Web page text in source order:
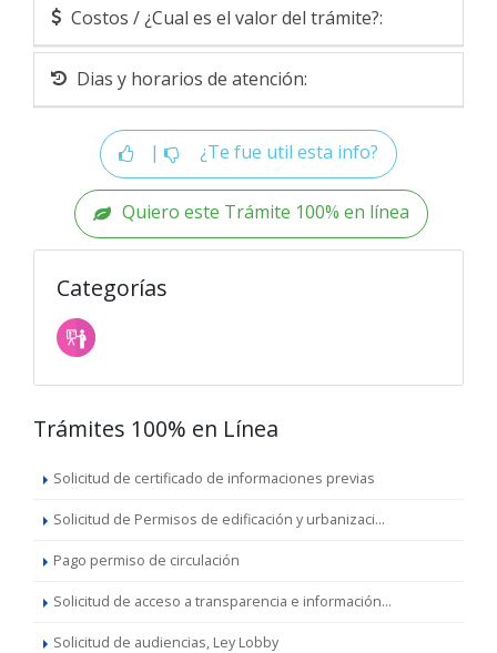
Costos / ¿Cual es el valor del trámite?:
Dias y horarios de atención:
| ¿Te fue util esta info?
Quiero este Trámite 100% en línea
Categorías
Trámites 100% en Línea
Solicitud de certificado de informaciones previas
Solicitud de Permisos de edificación y urbanizaci...
Pago permiso de circulación
Solicitud de acceso a transparencia e información...
Solicitud de audiencias, Ley Lobby